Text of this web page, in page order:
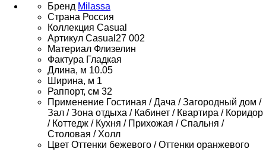
Бренд Milassa
Страна Россия
Коллекция Casual
Артикул Casual27 002
Материал Флизелин
Фактура Гладкая
Длина, м 10.05
Ширина, м 1
Раппорт, см 32
Применение Гостиная / Дача / Загородный дом /
Зал / Зона отдыха / Кабинет / Квартира / Коридор
/ Коттедж / Кухня / Прихожая / Спальня /
Столовая / Холл
Цвет Оттенки бежевого / Оттенки оранжевого